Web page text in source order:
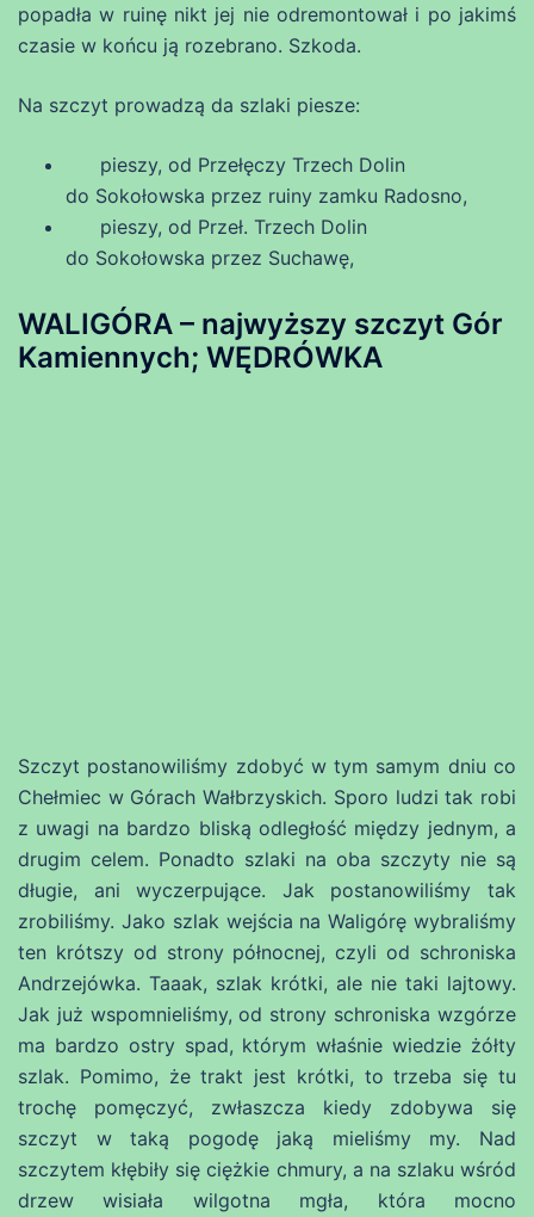
popadła w ruinę nikt jej nie odremontował i po jakimś
czasie w końcu ją rozebrano. Szkoda.
Na szczyt prowadzą da szlaki piesze:
pieszy, od Przełęczy Trzech Dolin
do Sokołowska przez ruiny zamku Radosno,
pieszy, od Przeł. Trzech Dolin
do Sokołowska przez Suchawę,
WALIGÓRA – najwyższy szczyt Gór
Kamiennych; WĘDRÓWKA
Szczyt postanowiliśmy zdobyć w tym samym dniu co
Chełmiec w Górach Wałbrzyskich. Sporo ludzi tak robi
z uwagi na bardzo bliską odległość między jednym, a
drugim celem. Ponadto szlaki na oba szczyty nie są
długie, ani wyczerpujące. Jak postanowiliśmy tak
zrobiliśmy. Jako szlak wejścia na Waligórę wybraliśmy
ten krótszy od strony północnej, czyli od schroniska
Andrzejówka. Taaak, szlak krótki, ale nie taki lajtowy.
Jak już wspomnieliśmy, od strony schroniska wzgórze
ma bardzo ostry spad, którym właśnie wiedzie żółty
szlak. Pomimo, że trakt jest krótki, to trzeba się tu
trochę pomęczyć, zwłaszcza kiedy zdobywa się
szczyt w taką pogodę jaką mieliśmy my. Nad
szczytem kłębiły się ciężkie chmury, a na szlaku wśród
drzew wisiała wilgotna mgła, która mocno